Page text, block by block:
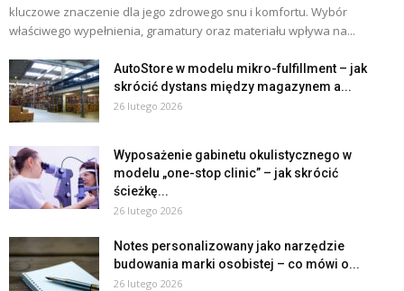
kluczowe znaczenie dla jego zdrowego snu i komfortu. Wybór
właściwego wypełnienia, gramatury oraz materiału wpływa na...
AutoStore w modelu mikro-fulfillment – jak
skrócić dystans między magazynem a...
26 lutego 2026
Wyposażenie gabinetu okulistycznego w
modelu „one-stop clinic” – jak skrócić
ścieżkę...
26 lutego 2026
Notes personalizowany jako narzędzie
budowania marki osobistej – co mówi o...
26 lutego 2026